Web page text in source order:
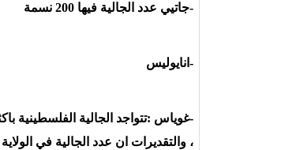
-جاتيي عدد الجالية فيها 200 نسمة
-انايوليس
-غوياس :تتواجد الجالية الفلسطينية
، والتقديرات ان عدد الجالية في الولاية